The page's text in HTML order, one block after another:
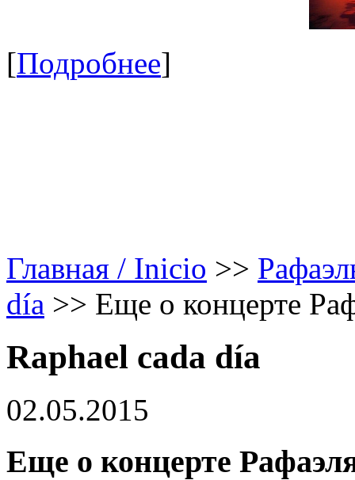
[Подробнее]
Главная / Inicio >>
día >> Еще о концерте
Raphael cada día
02.05.2015
Еще о концерте